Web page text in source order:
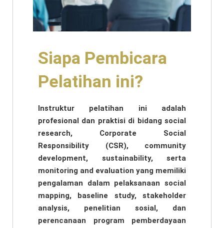
Siapa Pembicara
Pelatihan ini?
Instruktur pelatihan ini adalah
profesional dan praktisi di bidang social
research, Corporate Social
Responsibility (CSR), community
development, sustainability, serta
monitoring and evaluation yang memiliki
pengalaman dalam pelaksanaan social
mapping, baseline study, stakeholder
analysis, penelitian sosial, dan
perencanaan program pemberdayaan